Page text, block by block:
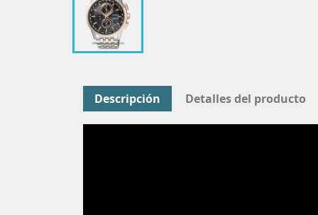
Descripción Detalles del producto